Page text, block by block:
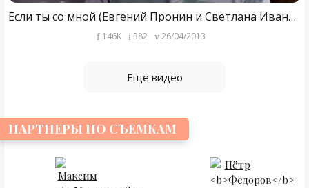
Если ты со мной (Евгений Пронин и Светлана Иванова)
146K 382 26/04/2013
Еще видео
ПАРТНЕРЫ ПО СЪЕМКАМ